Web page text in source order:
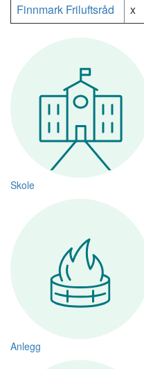
Finnmark Friluftsråd x
Skole
Anlegg